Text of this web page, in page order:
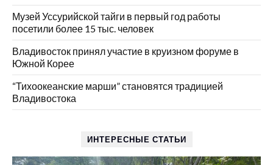
Музей Уссурийской тайги в первый год работы
посетили более 15 тыс. человек
Владивосток принял участие в круизном форуме в
Южной Корее
“Тихоокеанские марши” становятся традицией
Владивостока
ИНТЕРЕСНЫЕ СТАТЬИ